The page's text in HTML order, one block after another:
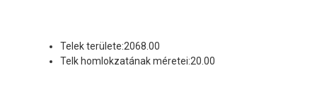
Telek területe:2068.00
Telk homlokzatának méretei:20.00